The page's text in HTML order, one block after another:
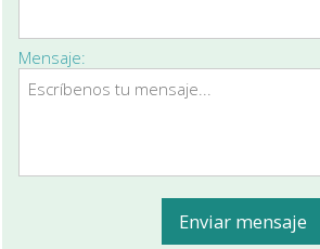
Mensaje: